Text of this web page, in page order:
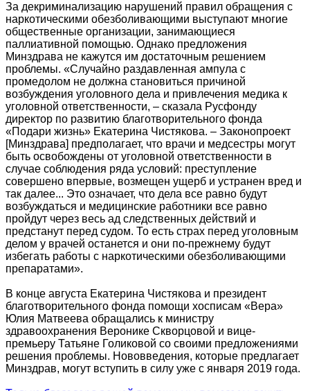
За декриминализацию нарушений правил обращения с
наркотическими обезболивающими выступают многие
общественные организации, занимающиеся
паллиативной помощью. Однако предложения
Минздрава не кажутся им достаточным решением
проблемы. «Случайно раздавленная ампула с
промедолом не должна становиться причиной
возбуждения уголовного дела и привлечения медика к
уголовной ответственности, – сказала Русфонду
директор по развитию благотворительного фонда
«Подари жизнь» Екатерина Чистякова. – Законопроект
[Минздрава] предполагает, что врачи и медсестры могут
быть освобождены от уголовной ответственности в
случае соблюдения ряда условий: преступление
совершено впервые, возмещен ущерб и уcтранен вред и
так далее... Это означает, что дела все равно будут
возбуждаться и медицинские работники все равно
пройдут через весь ад следственных действий и
предстанут перед судом. То есть страх перед уголовным
делом у врачей останется и они по-прежнему будут
избегать работы с наркотическими обезболивающими
препаратами».
В конце августа Екатерина Чистякова и президент
благотворительного фонда помощи хосписам «Вера»
Юлия Матвеева обращались к министру
здравоохранения Веронике Скворцовой и вице-
премьеру Татьяне Голиковой со своими предложениями
решения проблемы. Нововведения, которые предлагает
Минздрав, могут вступить в силу уже с января 2019 года.